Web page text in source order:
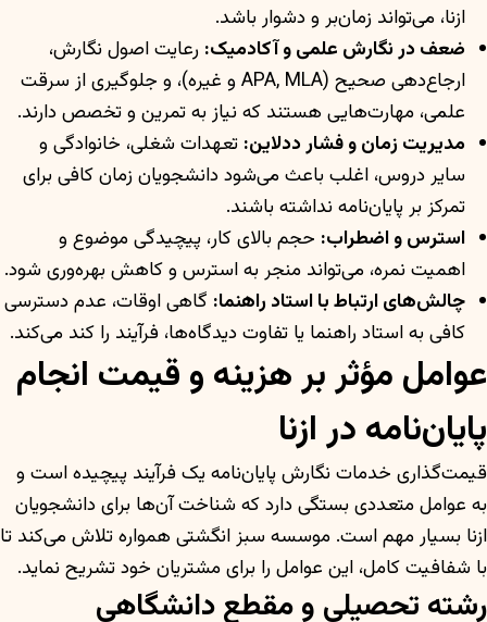
ازنا، می‌تواند زمان‌بر و دشوار باشد.
ضعف در نگارش علمی و آکادمیک: رعایت اصول نگارش،
ارجاع‌دهی صحیح (APA, MLA و غیره)، و جلوگیری از سرقت
علمی، مهارت‌هایی هستند که نیاز به تمرین و تخصص دارند.
مدیریت زمان و فشار ددلاین: تعهدات شغلی، خانوادگی و
سایر دروس، اغلب باعث می‌شود دانشجویان زمان کافی برای
تمرکز بر پایان‌نامه نداشته باشند.
استرس و اضطراب: حجم بالای کار، پیچیدگی موضوع و
اهمیت نمره، می‌تواند منجر به استرس و کاهش بهره‌وری شود.
چالش‌های ارتباط با استاد راهنما: گاهی اوقات، عدم دسترسی
کافی به استاد راهنما یا تفاوت دیدگاه‌ها، فرآیند را کند می‌کند.
عوامل مؤثر بر هزینه و قیمت انجام
پایان‌نامه در ازنا
قیمت‌گذاری خدمات نگارش پایان‌نامه یک فرآیند پیچیده است و
به عوامل متعددی بستگی دارد که شناخت آن‌ها برای دانشجویان
ازنا بسیار مهم است. موسسه سبز انگشتی همواره تلاش می‌کند تا
با شفافیت کامل، این عوامل را برای مشتریان خود تشریح نماید.
رشته تحصیلی و مقطع دانشگاهی